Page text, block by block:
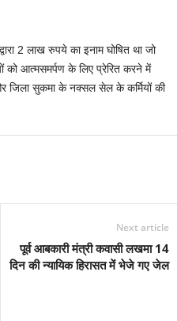
2 लाख रुपये का इनाम घोषित था जो
को आत्मसमर्पण के लिए प्रेरित करने में
जिला सुकमा के नक्सल सेल के कर्मियों की
Next article
पूर्व आबकारी मंत्री कवासी लखमा 14
दिन की न्यायिक हिरासत में भेजे गए जेल